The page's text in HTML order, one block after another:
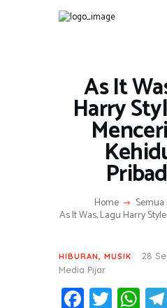
As It
Harry
Home Semua
As It Was, Lagu Harry
BERITA
ADVERTORIAL
SOSOK
GALERI
HIBURAN
JALAN-JALAN
GAYA HIDUP
OLAHRAGA
HIBURAN MUSIK
28
Media Pijar
Fa T W